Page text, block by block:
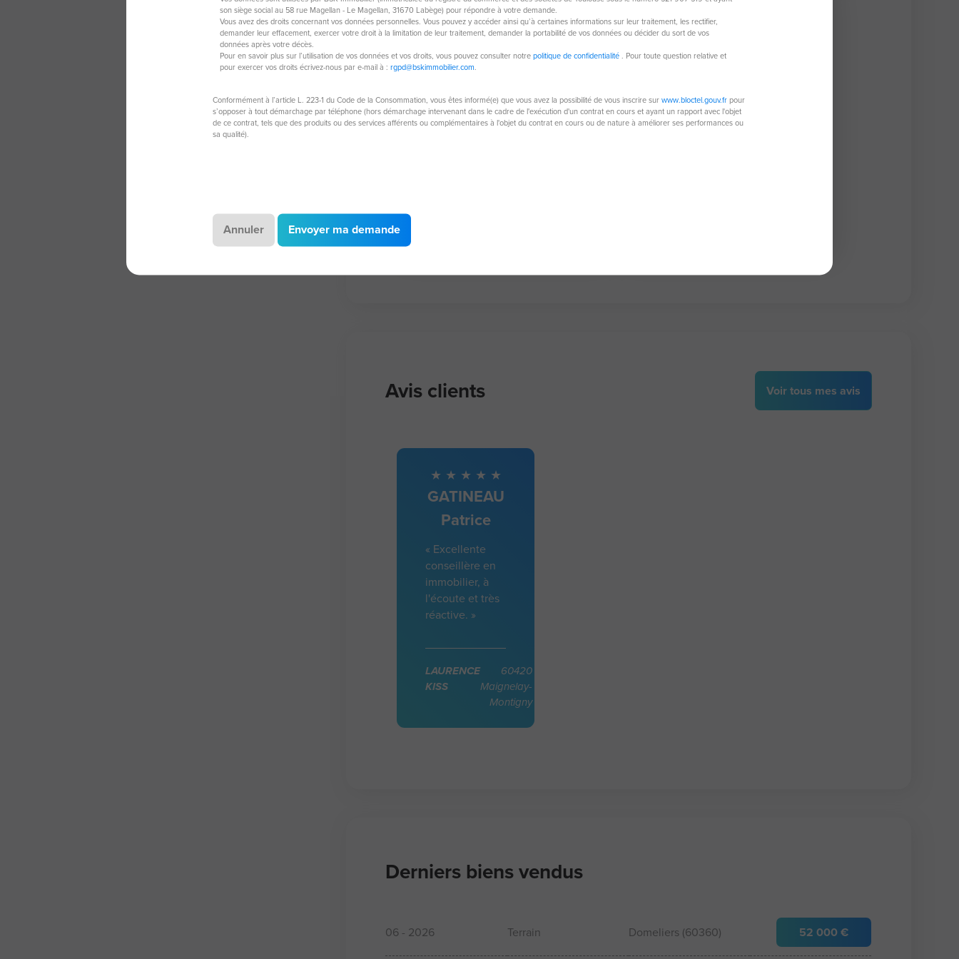
Sous offre
35 000 €
Nouveauté
Avis clients Voirtous mes avis
GATINEAU
Patrice
« Excellente
conseillère en
immobilier, à
l'écoute et très
réactive. »
LAURENCE
KISS
60420
Maignelay-
Montigny
Derniers biens vendus
06 - 2026 Terrain Domeliers (60360) 52 000 €
son siège social au 58 rue Magellan - Le Magellan, 31670 Labège) pour répondre à votre demande.
Vous avez des droits concernant vos données personnelles. Vous pouvez y accéder ainsi qu’à certaines informations sur leur traitement, les rectifier,
demander leur effacement, exercer votre droit à la limitation de leur traitement, demander la portabilité de vos données ou décider du sort de vos
données après votre décès.
Pour en savoir plus sur l’utilisation de vos données et vos droits, vous pouvez consulter notrepolitique de confidentialité. Pour toute question relative et
pour exercer vos droits écrivez-nous par e-mail à :rgpd@bskimmobilier.com.
Conformément à l’article L. 223-1 du Code de la Consommation, vous êtes informé(e) que vous avez la possibilité de vous inscrire surwww.bloctel.gouv.frpour
s’opposer à tout démarchage par téléphone (hors démarchage intervenant dans le cadre de l'exécution d'un contrat en cours et ayant un rapport avec l'objet
de ce contrat, tels que des produits ou des services afférents ou complémentaires à l'objet du contrat en cours ou de nature à améliorer ses performances ou
sa qualité).
Annuler Envoyer ma demande